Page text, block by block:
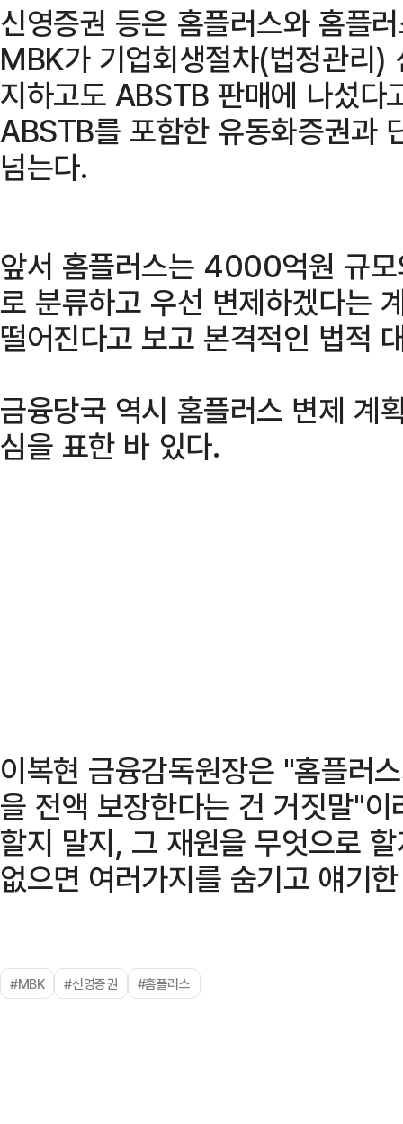
신영증권 등은 홈플러스와 홈플
MBK가 기업회생절차(법정관리)
지하고도 ABSTB 판매에 나섰다
ABSTB를 포함한 유동화증권과
넘는다.
앞서 홈플러스는 4000억원 규
로 분류하고 우선 변제하겠다는
떨어진다고 보고 본격적인 법적
금융당국 역시 홈플러스 변제 계
심을 표한 바 있다.
이복현 금융감독원장은 "홈플
을 전액 보장한다는 건 거짓말"
할지 말지, 그 재원을 무엇으로
없으면 여러가지를 숨기고 얘기
#MBK #신영증권 #홈플러스